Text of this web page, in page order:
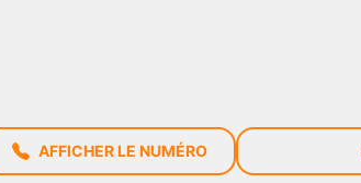
AFFICHER LE NUMÉRO